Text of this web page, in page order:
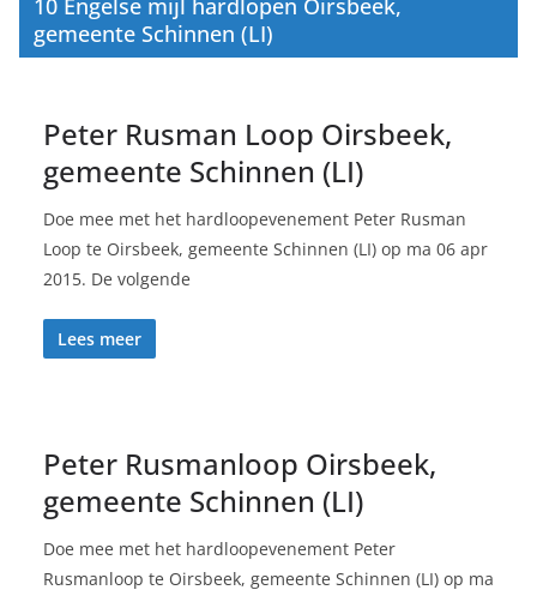
10 Engelse mijl hardlopen Oirsbeek,
gemeente Schinnen (LI)
Peter Rusman Loop Oirsbeek,
gemeente Schinnen (LI)
Doe mee met het hardloopevenement Peter Rusman
Loop te Oirsbeek, gemeente Schinnen (LI) op ma 06 apr
2015. De volgende
Lees meer
Peter Rusmanloop Oirsbeek,
gemeente Schinnen (LI)
Doe mee met het hardloopevenement Peter
Rusmanloop te Oirsbeek, gemeente Schinnen (LI) op ma